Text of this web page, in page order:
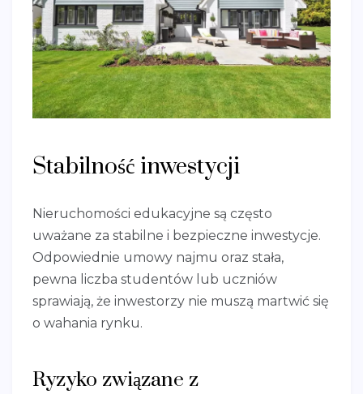
Stabilność inwestycji
Nieruchomości edukacyjne są często
uważane za stabilne i bezpieczne inwestycje.
Odpowiednie umowy najmu oraz stała,
pewna liczba studentów lub uczniów
sprawiają, że inwestorzy nie muszą martwić się
o wahania rynku.
Ryzyko związane z